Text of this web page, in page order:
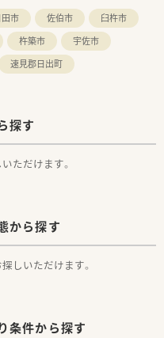
田市 佐伯市
臼杵市
杵築市
宇佐市
速見郡日出町
探す
ただけます。
から探す
しいただけます。
条件から探す